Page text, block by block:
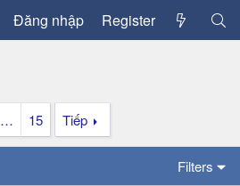
Đăng nhập Register
… 15 Tiếp
Filters